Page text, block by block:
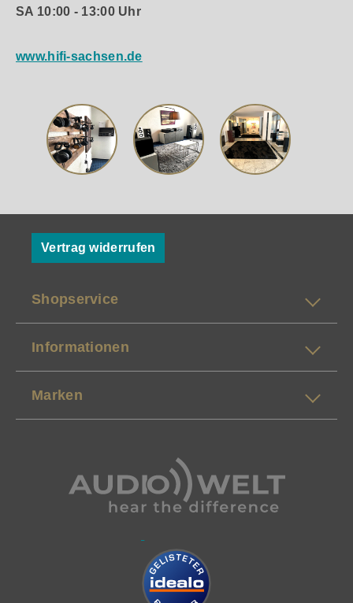
SA 10:00 - 13:00 Uhr
www.hifi-sachsen.de
Vertrag widerrufen
Shopservice
Informationen
Marken